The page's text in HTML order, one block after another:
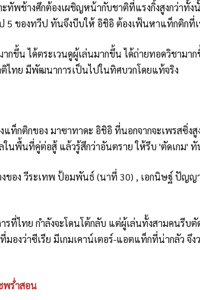
ะทัพช้างศึกต้องเผชิญหน้ากับชาติที่แรงกิ้งสูงกว่าทั้
5 ของทวีป ทันจึงบีบให้ อิชิอิ ต้องเฟ้นหาแท็กติกที่
กขึ้น ได้ตระเวนดูผู้เล่นมากขึ้น ได้ถ่ายทอดวิชามา
ไทย มีพัฒนาการเป็นไปในทิศบวกโดยแท้จริง
แท็กติกของ มาซาทาดะ อิชิอิ ที่นอกจากจะเพรสซิ่ง
ในพื้นที่คู่ต่อสู้ แล้วรู้สึกว่าอันตราย ให้รีบ 'ตัดเกม'
ของ วีระเทพ ป้อมพันธ์ (นาที่ 30) , เอกนิษฐ์ ปัญ
ารที่ไทย กำลังจะโดนโต้กลับ แต่ผู้เล่นทั้งสามคนรีบ
มองว่าซีเรีย มีเกมเคาน์เตอร์-แอตแท็กที่น่ากลัว จึ
พร่ำสอน